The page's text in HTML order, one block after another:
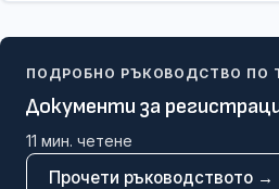
ПОДРОБНО РЪКОВОДСТВО ПО
Документи за
11 мин. четене
Прочети ръководството →